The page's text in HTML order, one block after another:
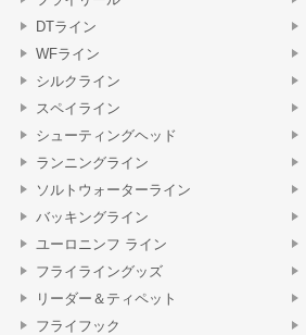
DTライン
WFライン
シルクライン
スペイライン
シューティングヘッド
ランニングライン
ソルトウォーターライン
バッキングライン
ユーロニンフ ライン
フライライングッズ
リーダー＆ティペット
フライフック